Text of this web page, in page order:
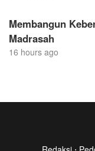
Membangun
Madrasah
16 hours ago